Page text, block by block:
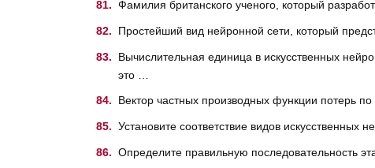
Фамилия британского ученого, который
Простейший вид нейронной сети, который
Вычислительная единица в искусственных
это …
Вектор частных производных функции потерь
Установите соответствие видов искусственных
Определите правильную последовательность